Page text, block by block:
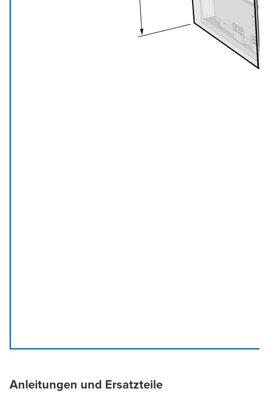
Anleitungen und Ersatzteile